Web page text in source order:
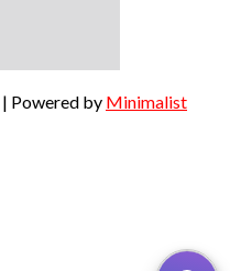
| Powered by Minimalist